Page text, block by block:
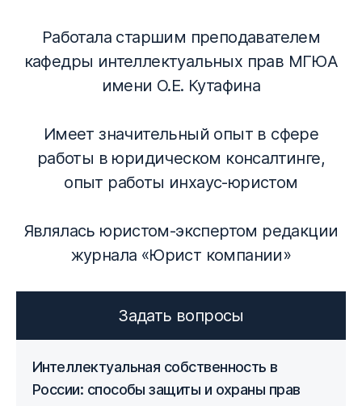
Работала старшим преподавателем
кафедры интеллектуальных прав МГЮА
имени О.Е. Кутафина
Имеет значительный опыт в сфере
работы в юридическом консалтинге,
опыт работы инхаус-юристом
Являлась юристом-экспертом редакции
журнала «Юрист компании»
Задать вопросы
Интеллектуальная собственность в
России: способы защиты и охраны прав